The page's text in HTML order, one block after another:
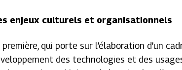
enjeux culturels et organisationnels
première, qui porte sur l’élaboration d’un
des technologies et des